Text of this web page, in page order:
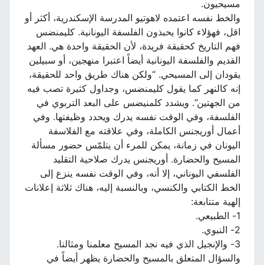
مسيحيون.
والخط نفسه اعتمده لاهوتيو المدرسة الإسكندرية، أكثر أو
اقل، فهؤلاء كانوا يحبذون الفلسفة اليونانية. كليمنضس
فهم التاريخ كحقيقة فريدة، لأن الحقيقة واحدة هي. العهد
القديم والفلسفة اليونانية أيضاً اعتبرا منهجين، أو سبيلين
يقودان إلى المسيحي. “ولكن هناك طريق واحد للحقيقة،
إنه كالنهر كما يقول كليمنضس، وجداول كثيرة تصب فيه
من الجهتين”. ويشدد كلمنيضس على البعد التربوي في
الفلسفة، وفي الوقت نفسه يدرك ويحدد وظيفتها. وفي
أعمال أوريجنس الكاملة، وفي علاقته مع الفلاسفة
اليونان في زمانة، يمكن للمرء أن يتلمّس حضور مسألة
المسيح والحضارة. أوريجنس يدرك صلاحية التقليد
الفلسفي اليوناني، إلا أنه، وفي الوقت نفسه ينزع إلى
الخط الكتابي والكنسي، وبالنسبة إليه، هناك ثلاثة إعلانات
إلهية متتابعة:
والسؤال المتعلق بالمسيح والحضارة يظهر أيضاً في